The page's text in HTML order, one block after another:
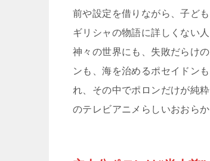
前や設定を借りながら、子ど
ギリシャの物語に詳しくない
神々の世界にも、失敗だらけ
ンも、海を治めるポセイドン
れ、その中でポロンだけが純
のテレビアニメらしいおおら